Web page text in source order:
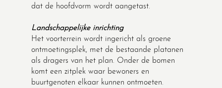
dat de hoofdvorm wordt aangetast.
Landschappelijke inrichting
Het voorterrein wordt ingericht als groene
ontmoetingsplek, met de bestaande platanen
als dragers van het plan. Onder de bomen
komt een zitplek waar bewoners en
buurtgenoten elkaar kunnen ontmoeten.